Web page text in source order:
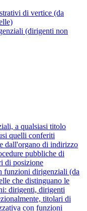
di vertice (da
(dirigenti non
a qualsiasi titolo
quelli conferiti
dall'organo di indirizzo
pubbliche di
di posizione
funzioni dirigenziali (da
che distinguano le
dirigenti, dirigenti
titolari di
con funzioni